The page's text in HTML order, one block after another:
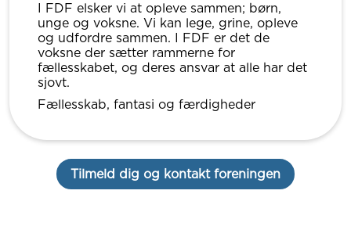
I FDF elsker vi at opleve sammen; børn,
unge og voksne. Vi kan lege, grine, opleve
og udfordre sammen. I FDF er det de
voksne der sætter rammerne for
fællesskabet, og deres ansvar at alle har det
sjovt.
Fællesskab, fantasi og færdigheder
Tilmeld dig og kontakt foreningen